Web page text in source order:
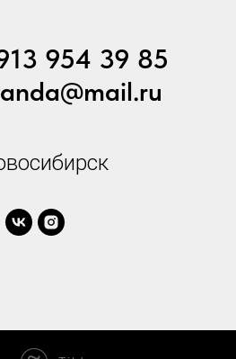
954 39 85